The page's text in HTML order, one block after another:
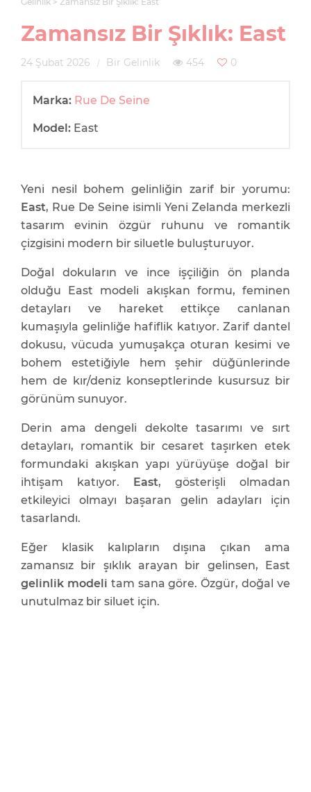
Zamansız Bir Şıklık: East
24 Şubat 2026 Bir Gelinlik 454 0
Marka: Rue De Seine
Model: East
Yeni nesil bohem gelinliğin zarif bir yorumu:
East, Rue De Seine isimli Yeni Zelanda merkezli
tasarım evinin özgür ruhunu ve romantik
çizgisini modern bir siluetle buluşturuyor.
Doğal dokuların ve ince işçiliğin ön planda
olduğu East modeli akışkan formu, feminen
detayları ve hareket ettikçe canlanan
kumaşıyla gelinliğe hafiflik katıyor. Zarif dantel
dokusu, vücuda yumuşakça oturan kesimi ve
bohem estetiğiyle hem şehir düğünlerinde
hem de kır/deniz konseptlerinde kusursuz bir
görünüm sunuyor.
Derin ama dengeli dekolte tasarımı ve sırt
detayları, romantik bir cesaret taşırken etek
formundaki akışkan yapı yürüyüşe doğal bir
ihtişam katıyor. East, gösterişli olmadan
etkileyici olmayı başaran gelin adayları için
tasarlandı.
Eğer klasik kalıpların dışına çıkan ama
zamansız bir şıklık arayan bir gelinsen, East
gelinlik modeli tam sana göre. Özgür, doğal ve
unutulmaz bir siluet için.